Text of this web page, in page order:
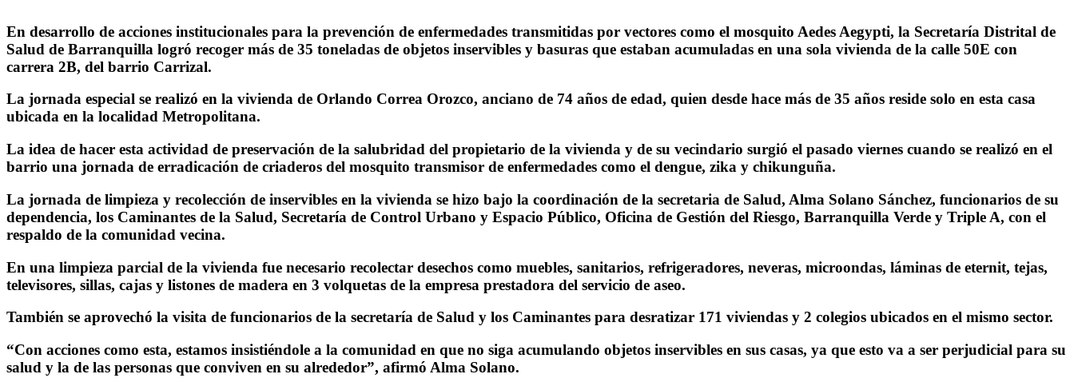
En desarrollo de acciones institucionales para la prevención de enfermedades transmitidas por vectores como el mosquito Aedes Aegypti, la Secretaría Distrital de
Salud de Barranquilla logró recoger más de 35 toneladas de objetos inservibles y basuras que estaban acumuladas en una sola vivienda de la calle 50E con
carrera 2B, del barrio Carrizal.
La jornada especial se realizó en la vivienda de Orlando Correa Orozco, anciano de 74 años de edad, quien desde hace más de 35 años reside solo en esta casa
ubicada en la localidad Metropolitana.
La idea de hacer esta actividad de preservación de la salubridad del propietario de la vivienda y de su vecindario surgió el pasado viernes cuando se realizó en el
barrio una jornada de erradicación de criaderos del mosquito transmisor de enfermedades como el dengue, zika y chikunguña.
La jornada de limpieza y recolección de inservibles en la vivienda se hizo bajo la coordinación de la secretaria de Salud, Alma Solano Sánchez, funcionarios de su
dependencia, los Caminantes de la Salud, Secretaría de Control Urbano y Espacio Público, Oficina de Gestión del Riesgo, Barranquilla Verde y Triple A, con el
respaldo de la comunidad vecina.
En una limpieza parcial de la vivienda fue necesario recolectar desechos como muebles, sanitarios, refrigeradores, neveras, microondas, láminas de eternit, tejas,
televisores, sillas, cajas y listones de madera en 3 volquetas de la empresa prestadora del servicio de aseo.
También se aprovechó la visita de funcionarios de la secretaría de Salud y los Caminantes para desratizar 171 viviendas y 2 colegios ubicados en el mismo sector.
“Con acciones como esta, estamos insistiéndole a la comunidad en que no siga acumulando objetos inservibles en sus casas, ya que esto va a ser perjudicial para su
salud y la de las personas que conviven en su alrededor”, afirmó Alma Solano.